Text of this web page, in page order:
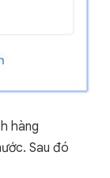
hàng
Sau đó